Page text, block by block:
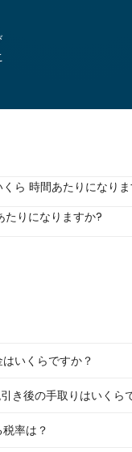
ら 時間あたりになり
りになりますか?
いくらですか？
き後の手取りはいくら
率は？